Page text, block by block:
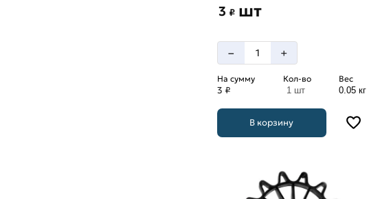
3 ₽ шт
– +
На сумму
3 ₽
Кол-во
1 шт
Вес
0.05 кг
В корзину